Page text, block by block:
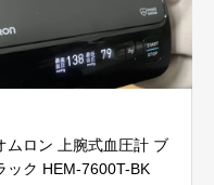
ムロン 上腕式血圧計 ブ
ック HEM-7600T-BK